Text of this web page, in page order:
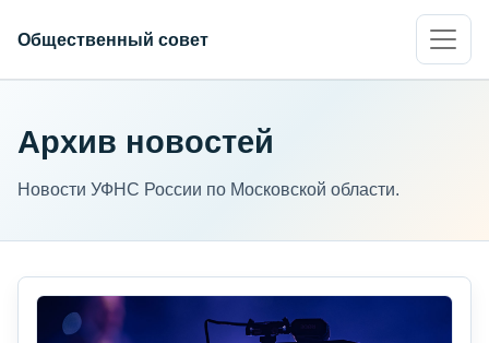
Общественный совет
Архив новостей
Новости УФНС России по Московской области.